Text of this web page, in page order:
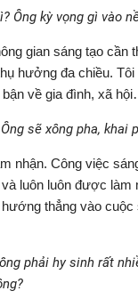
Ông kỳ vọng gì vào
gian sáng tạo cần
hưởng đa chiều.
về gia đình, xã
sẽ xông pha, khai
nhận. Công việc
luôn luôn được
thẳng vào
phải hy sinh rất